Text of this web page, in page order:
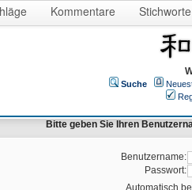
Kommentare Stichworte
Suche
Bitte geben Sie Ihren
Benutzername:
Passwort:
Automatisch